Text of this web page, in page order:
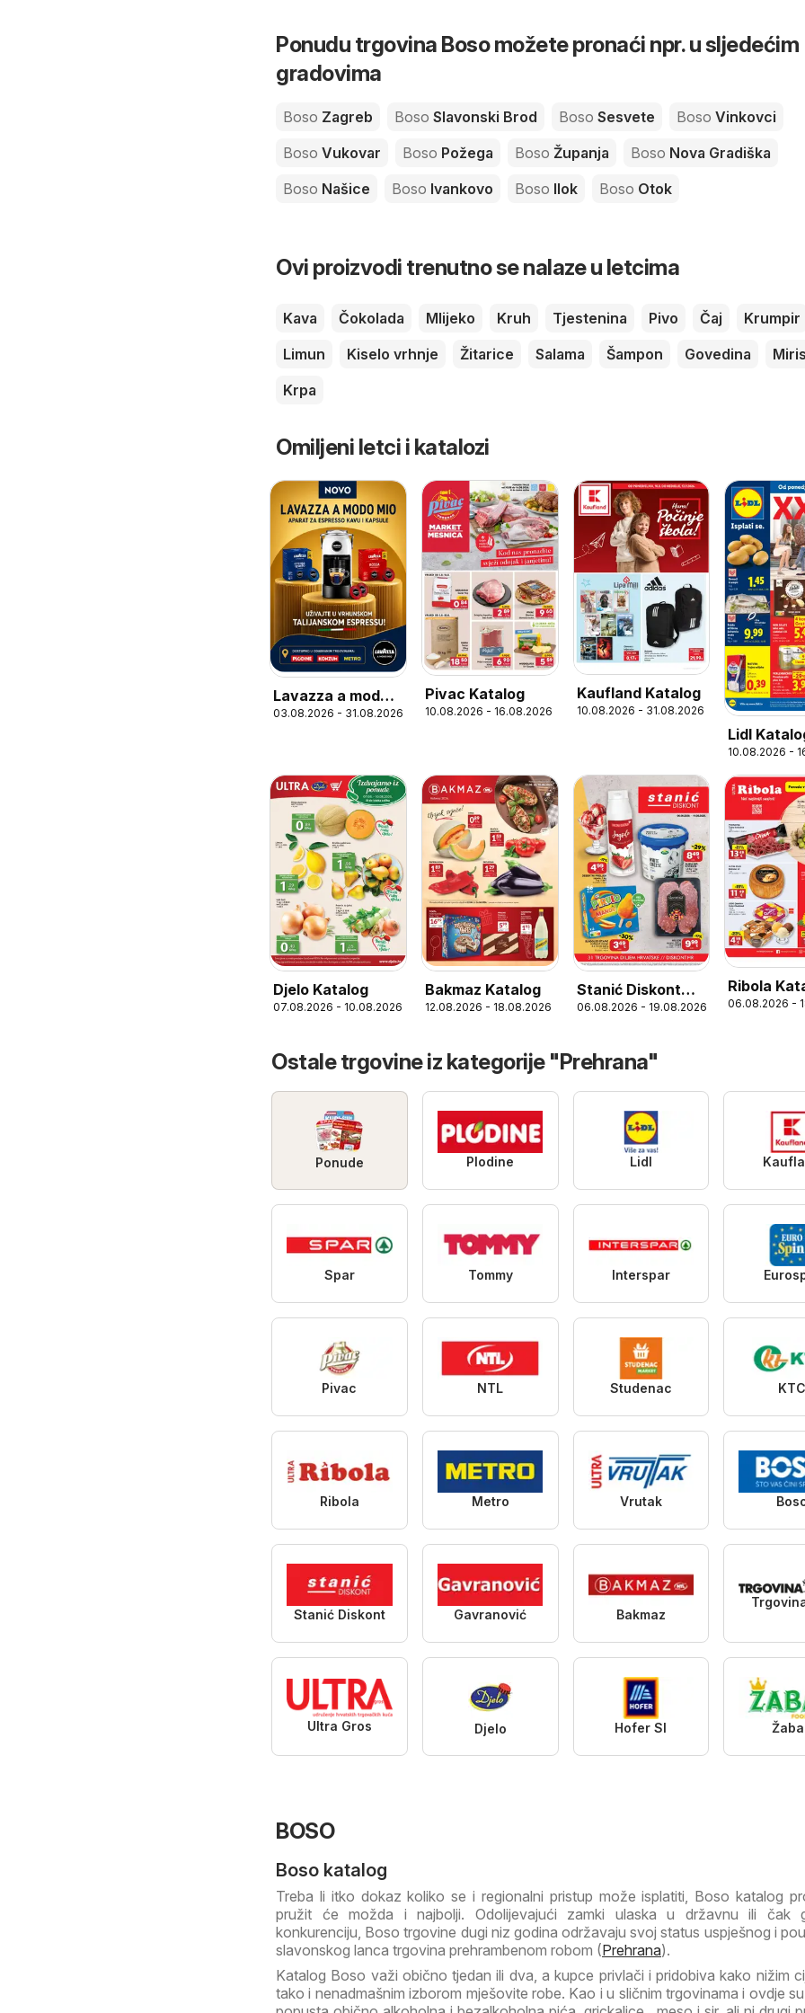
Ponudu trgovina Boso možete pronaći npr. u sljedećim
gradovima
Boso Zagreb Boso Slavonski Brod Boso Sesvete Boso Vinkovci
Boso Vukovar Boso Požega Boso Županja Boso Nova Gradiška
Boso Našice Boso Ivankovo Boso Ilok Boso Otok
Ovi proizvodi trenutno se nalaze u letcima
Kava Čokolada Mlijeko Kruh Tjestenina Pivo Čaj
Krumpir
Limun
Kiselo vrhnje Žitarice Salama Šampon Govedina
Krpa
Omiljeni letci i katalozi
Lavazza a modo
mio
03.08.2026 - 31.08.2026
Pivac Katalog
10.08.2026 - 16.08.2026
Kaufland Katalog
10.08.2026 - 31.08.2026
Lidl
10.08.2026 -
Djelo Katalog
07.08.2026 - 10.08.2026
Bakmaz Katalog
12.08.2026 - 18.08.2026
Stanić Diskont
Katalog
06.08.2026 - 19.08.2026
Ribola
06.08.2026 -
Ostale trgovine iz kategorije "Prehrana"
Ponude Plodine Lidl
Spar Tommy Interspar
Pivac NTL Studenac KTC
Ribola Metro Vrutak
Stanić Diskont Gavranović Bakmaz
Ultra Gros Djelo Hofer SI
BOSO
Boso katalog
Treba li itko dokaz koliko se i regionalni pristup može isplatiti, Boso katalog
pružit će možda i najbolji. Odolijevajući zamki ulaska u državnu ili čak
konkurenciju, Boso trgovine dugi niz godina održavaju svoj status uspješnog i
slavonskog lanca trgovina prehrambenom robom (Prehrana).
Katalog Boso važi obično tjedan ili dva, a kupce privlači i pridobiva kako nižim
tako i nenadmašnim izborom mješovite robe. Kao i u sličnim trgovinama i ovdje